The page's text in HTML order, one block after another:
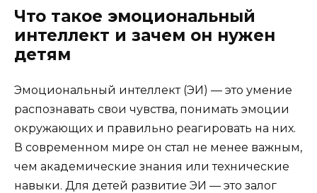
Что такое эмоциональный
интеллект и зачем он нужен
детям
Эмоциональный интеллект (ЭИ) — это умение
распознавать свои чувства, понимать эмоции
окружающих и правильно реагировать на них.
В современном мире он стал не менее важным,
чем академические знания или технические
навыки. Для детей развитие ЭИ — это залог